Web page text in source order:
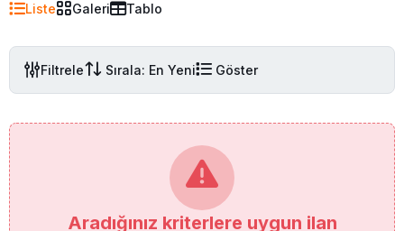
Liste Galeri Tablo
Filtrele Sırala: En Yeni Göster
Aradığınız kriterlere uygun ilan